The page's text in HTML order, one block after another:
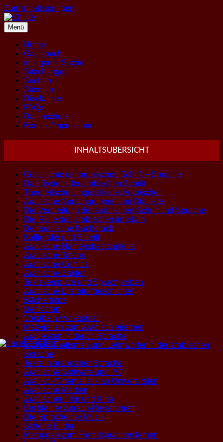
Zum Inhalt springen
Menü
Home
Gästebuch
In eigener Sache
Sitechanges
Suchen
Sitemap
Disclaimer
FAQs
Datenschutz
Kontakt/Impressum
INHALTSUBERSICHT
Geschichte der arabischen Schrift + Sprache
Das System der arabischen Schrift
Theoretische Linguistik des Arabischen
Arabische Sprachgruppen und Dialekte
Die Verbreitung der arabischen Schrift und Sprache
Die Rolle des arabischen im Islam
Der arabische Buchdruck
Kalligrafie und Schrift
Arabische Namensbestandteile
Arabische Tatoos
Arabische Comics
Arabische Zahlen
Textexemplare und Sprachproben
Arabische Literatur(geschichte)
Büchertipps
Der Koran
Vokabeln / Vokabular
Materialien zum Arabisch erlernen
Arabesken in der dt. Sprache
Internationalismen und Lehnwörter in der arabischen
Sprache
Texte in arabischer Sprache
Arabische Software und PC
Arabistik/Orientalistik an Universitäten
Arabische Medien
Arabischer Film und Kino
Ein kleiner Sprach-Reiseführer
Die Sprache der Musik
Schöne Bilder
Methoden zum Fremdsprachen lernen